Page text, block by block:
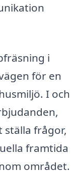
i
för en
I och
ställa frågor,
framtida
området.